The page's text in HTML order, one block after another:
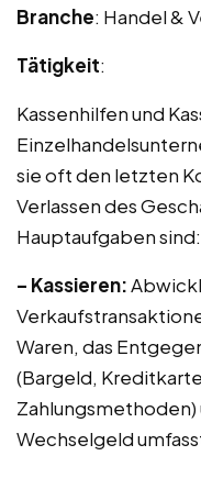
Branche: Handel &
Tätigkeit:
Kassenhilfen und
sie oft den letzten
Verlassen des
Hauptaufgaben sind:
– Kassieren:
Waren, das
(Bargeld,
Zahlungsmethoden)
Wechselgeld